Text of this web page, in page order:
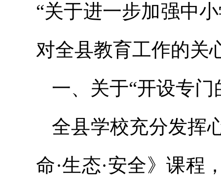
“关于进一步加强中
对全县教育工作的关
一、关于“开设专
全县学校充分发挥
命·生态·安全》课程